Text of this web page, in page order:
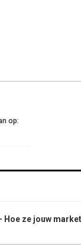
op:
Hoe ze jouw